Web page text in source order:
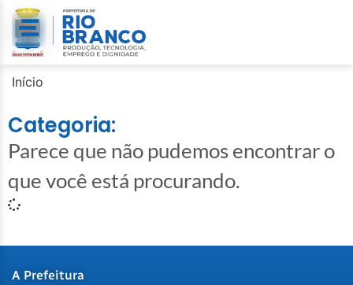
Início
Categoria:
Parece que não pudemos encontrar o
que você está procurando.
A Prefeitura